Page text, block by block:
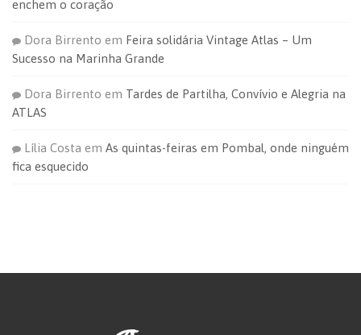
enchem o coração
Dora Birrento em Feira solidária Vintage Atlas – Um
Sucesso na Marinha Grande
Dora Birrento em Tardes de Partilha, Convívio e Alegria na
ATLAS
Lília Costa em As quintas-feiras em Pombal, onde ninguém
fica esquecido